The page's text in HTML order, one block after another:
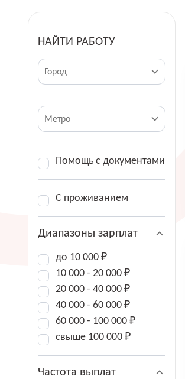
НАЙТИ РАБОТУ
Город
Метро
Помощь с документами
С проживанием
Диапазоны зарплат
до 10 000 ₽
10 000 - 20 000 ₽
20 000 - 40 000 ₽
40 000 - 60 000 ₽
60 000 - 100 000 ₽
свыше 100 000 ₽
Частота выплат